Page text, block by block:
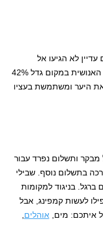
לא הגיעו אל
המנוחה ואל הנחלה כי קצב גידול האוכלוסייה האנושית במקום גדל 42%
את היער ומשתמשת בעציו
ותשלום נפרד עבור
בתשלום נוסף. שבילי
בניגוד למקומות
לעשות קמפינג, אבל
איתכם: מים, אוהלים